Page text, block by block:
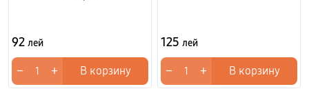
92 лей
− + В корзину
125 лей
− + В корзину